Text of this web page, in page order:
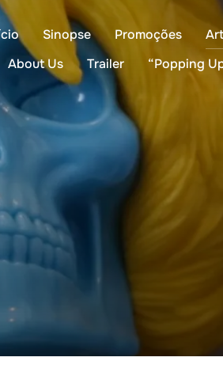
Sinopse Promoções
About Us Trailer “Popping